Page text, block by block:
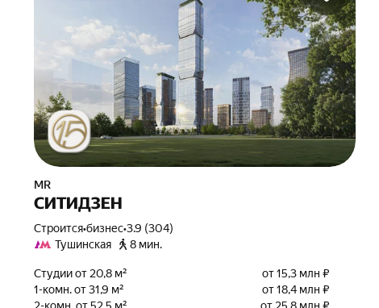
MR
СИТИДЗЕН
Строится•бизнес•3.9 (304)
Тушинская
8 мин.
Студии от 20,8 м²
от 15,3 млн ₽
1-комн. от 31,9 м²
от 18,4 млн ₽